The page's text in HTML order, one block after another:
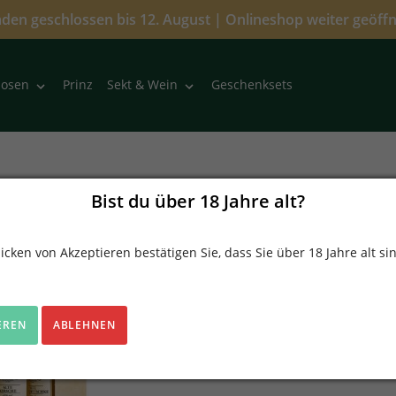
Bist du über 18 Jahre alt?
von Akzeptieren bestätigen Sie, dass Sie über 18 Jahre alt
ABLEHNEN
geschlossen bis 12. August | Onlineshop weiter
Prinz Sekt & Wein Geschenksets
Die kleinen Feinen
Verkäufer